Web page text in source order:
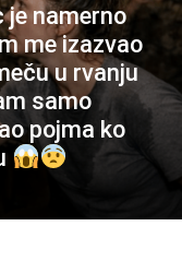
je namerno
me izazvao
u rvanju
samo
pojma ko